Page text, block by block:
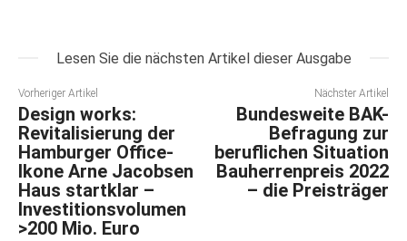
Lesen Sie die nächsten Artikel dieser Ausgabe
Vorheriger Artikel
Design works:
Revitalisierung der
Hamburger Office-
Ikone Arne Jacobsen
Haus startklar –
Investitionsvolumen
>200 Mio. Euro
Nächster Artikel
Bundesweite BAK-
Befragung zur
beruflichen Situation
Bauherrenpreis 2022
– die Preisträger